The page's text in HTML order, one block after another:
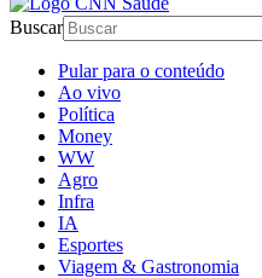
Buscar
Pular para o conteúdo
Ao vivo
Política
Money
WW
Agro
Infra
IA
Esportes
Viagem & Gastronomia